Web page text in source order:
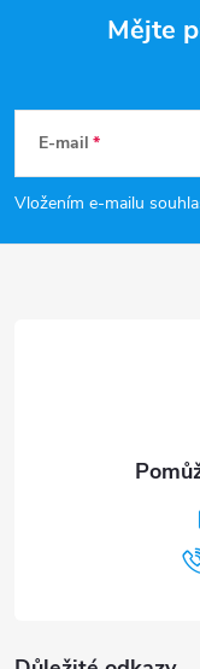
p
a
Mějte
E-mail
Vložením e-mailu